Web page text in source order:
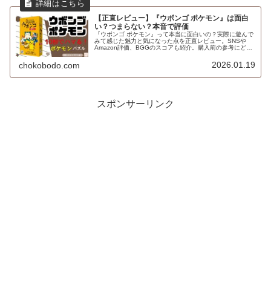
【正直レビュー】『ウボンゴ ポケモン』は面白
い？つまらない？本音で評価
『ウボンゴ ポケモン』って本当に面白いの？実際に遊んで
みて感じた魅力と気になった点を正直レビュー。SNSや
Amazon評価、BGGのスコアも紹介。購入前の参考にどう
chokobodo.com 2026.01.19
スポンサーリンク